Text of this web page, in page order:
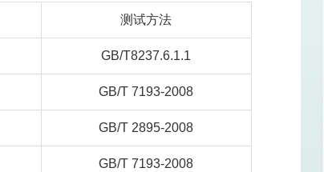
测试方法
GB/T8237.6.1.1
GB/T 7193-2008
GB/T 2895-2008
GB/T 7193-2008